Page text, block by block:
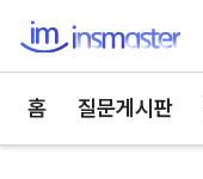
홈 질문게시판